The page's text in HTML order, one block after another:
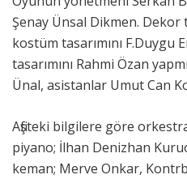
Şenay Ünsal Dikmen. Dekor
kostüm tasarımını F.Duygu
tasarımını Rahmi Özan
Ünal, asistanlar Umut Can
Afişteki bilgilere göre
piyano; İlhan Denizhan
keman; Merve Onkar,